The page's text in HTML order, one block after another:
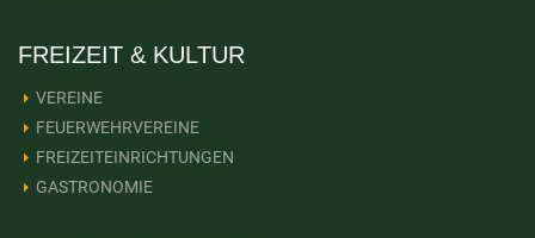
FREIZEIT & KULTUR
VEREINE
FEUERWEHRVEREINE
FREIZEITEINRICHTUNGEN
GASTRONOMIE